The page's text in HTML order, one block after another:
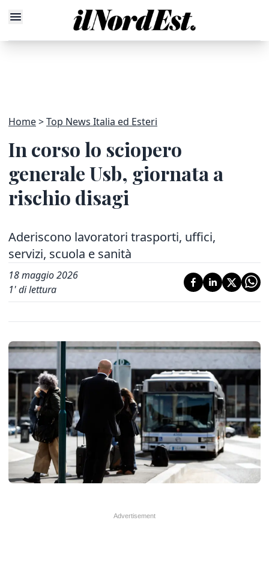
Home Top News Italia ed Esteri
In corso lo sciopero
generale Usb, giornata a
rischio disagi
Aderiscono lavoratori trasporti, uffici,
servizi, scuola e sanità
18 maggio 2026
1' di lettura